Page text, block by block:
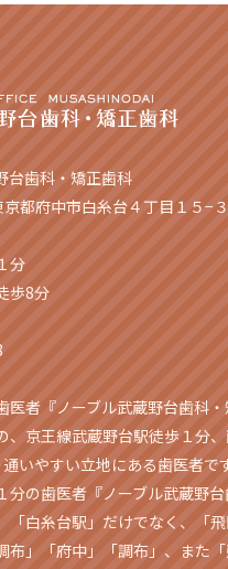
台歯科・矯正歯科
都府中市白糸台４丁目１５−
分
歩8分
者『ノーブル武蔵野台歯科・
、京王線武蔵野台駅徒歩１分
いやすい立地にある歯医者です
分の歯医者『ノーブル武蔵野
「白糸台駅」だけでなく、「
」「府中」「調布」、また「